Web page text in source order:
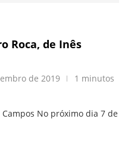
Roca, de Inês
de 2019
1 minutos
No próximo dia 7 de